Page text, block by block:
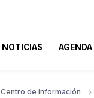
NOTICIAS AGENDA
Centro de información